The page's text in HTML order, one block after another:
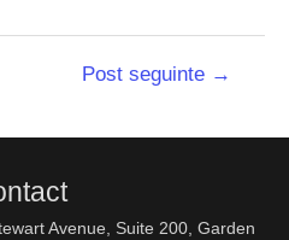
Post seguinte →
Avenue, Suite 200, Garden